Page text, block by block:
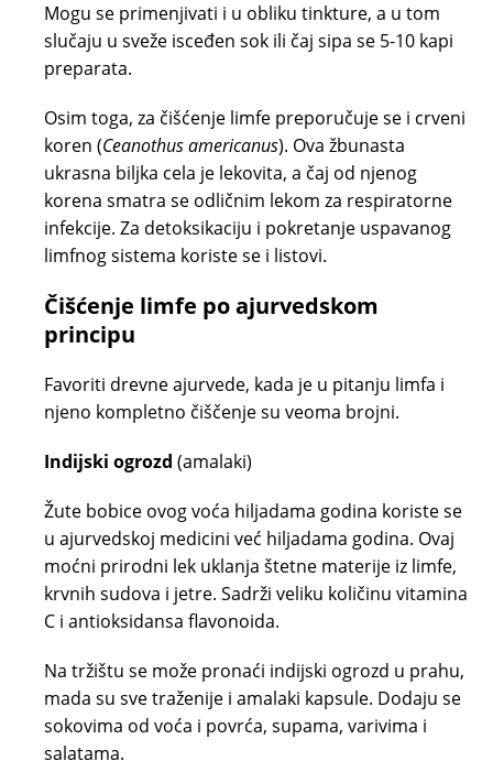
Mogu se primenjivati i u obliku tinkture, a u tom
slučaju u sveže isceđen sok ili čaj sipa se 5-10 kapi
preparata.
Osim toga, za čišćenje limfe preporučuje se i crveni
koren (Ceanothus americanus). Ova žbunasta
ukrasna biljka cela je lekovita, a čaj od njenog
korena smatra se odličnim lekom za respiratorne
infekcije. Za detoksikaciju i pokretanje uspavanog
limfnog sistema koriste se i listovi.
Čišćenje limfe po ajurvedskom
principu
Favoriti drevne ajurvede, kada je u pitanju limfa i
njeno kompletno čiščenje su veoma brojni.
Indijski ogrozd (amalaki)
Žute bobice ovog voća hiljadama godina koriste se
u ajurvedskoj medicini već hiljadama godina. Ovaj
moćni prirodni lek uklanja štetne materije iz limfe,
krvnih sudova i jetre. Sadrži veliku količinu vitamina
C i antioksidansa flavonoida.
Na tržištu se može pronaći indijski ogrozd u prahu,
mada su sve traženije i amalaki kapsule. Dodaju se
sokovima od voća i povrća, supama, varivima i
salatama.